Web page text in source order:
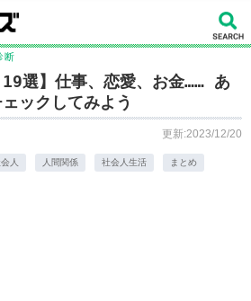
断
19選】仕事、恋愛、お金…… あ
ックしてみよう
更新:2023/12/20
人 人間関係 社会人生活 まとめ